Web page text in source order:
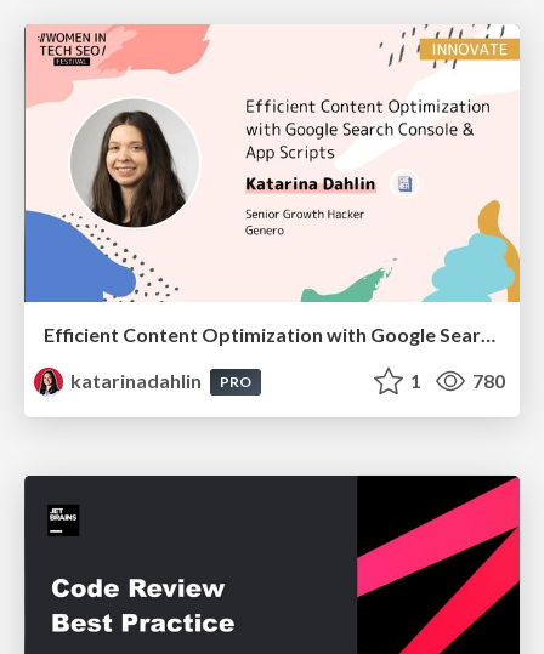
Efficient Content Optimization with Google Search Console & Apps Script
katarinadahlin
PRO 1 780